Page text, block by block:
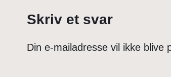
Skriv et svar
Din e-mailadresse vil ikke blive